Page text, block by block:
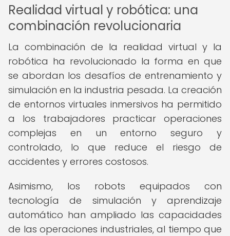
Realidad virtual y robótica: una
combinación revolucionaria
La combinación de la realidad virtual y la
robótica ha revolucionado la forma en que
se abordan los desafíos de entrenamiento y
simulación en la industria pesada. La creación
de entornos virtuales inmersivos ha permitido
a los trabajadores practicar operaciones
complejas en un entorno seguro y
controlado, lo que reduce el riesgo de
accidentes y errores costosos.
Asimismo, los robots equipados con
tecnología de simulación y aprendizaje
automático han ampliado las capacidades
de las operaciones industriales, al tiempo que